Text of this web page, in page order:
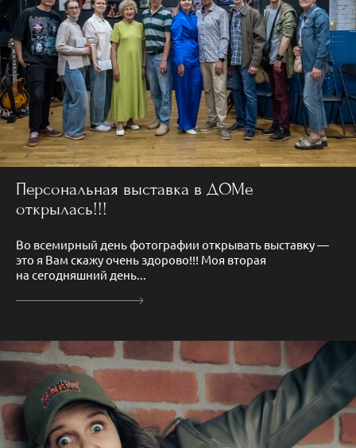
Персональная выставка в ДОМе
открылась!!!
Во всемирный день фотографии открывать выставку —
это я Вам скажу очень здорово!!! Моя вторая
на сегодняшний день...